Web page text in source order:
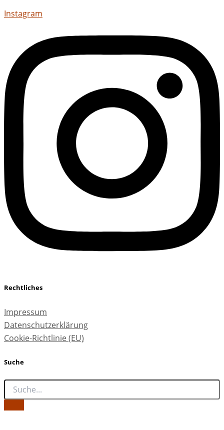
Instagram
Rechtliches
Impressum
Datenschutzerklärung
Cookie-Richtlinie (EU)
Suche